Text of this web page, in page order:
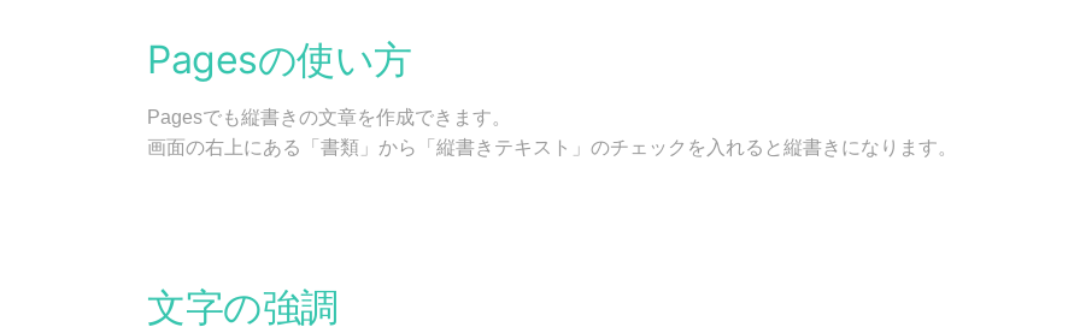
Pagesの使い方
Pagesでも縦書きの文章を作成できます。
画面の右上にある「書類」から「縦書きテキスト」のチェックを入れると縦書きになります。
文字の強調